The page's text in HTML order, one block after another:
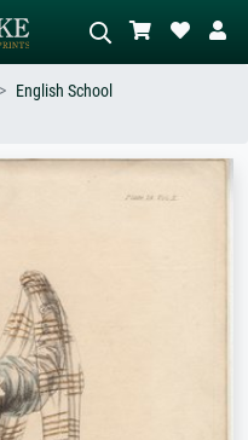
Wiese, Abstrakt mit viel Rot, Dunkles
English School